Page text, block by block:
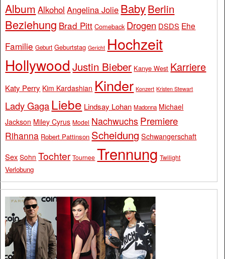
Album Alkohol Angelina Jolie BabyBerlin
Beziehung Brad Pitt Comeback Drogen DSDS Ehe
Familie Geburt Geburtstag Gericht Hochzeit
Hollywood Justin Bieber Kanye West Karriere
Katy Perry Kim Kardashian Kinder Konzert Kristen Stewart
Lady Gaga Liebe Lindsay Lohan Madonna Michael
Jackson Miley Cyrus Model Nachwuchs Premiere
Rihanna Robert Pattinson Scheidung Schwangerschaft
Sex Sohn Tochter Tournee Trennung Twilight
Verlobung